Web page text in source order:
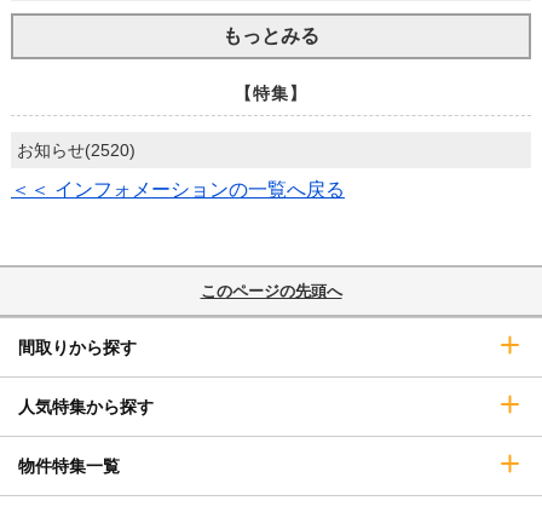
もっとみる
【特集】
お知らせ(2520)
＜＜ インフォメーションの一覧へ戻る
このページの先頭へ
間取りから探す
人気特集から探す
物件特集一覧